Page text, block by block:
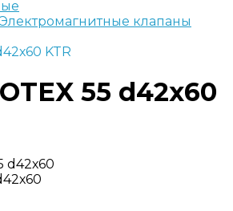
Электромагнитные клапаны
KTR
55 d42х60